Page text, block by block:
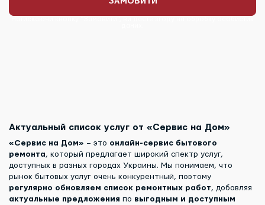
Актуальный список услуг от «Сервис на Дом»
«Сервис на Дом» – это онлайн-сервис бытового
ремонта, который предлагает широкий спектр услуг,
доступных в разных городах Украины. Мы понимаем, что
рынок бытовых услуг очень конкурентный, поэтому
регулярно обновляем список ремонтных работ, добавляя
актуальные предложения по выгодным и доступным